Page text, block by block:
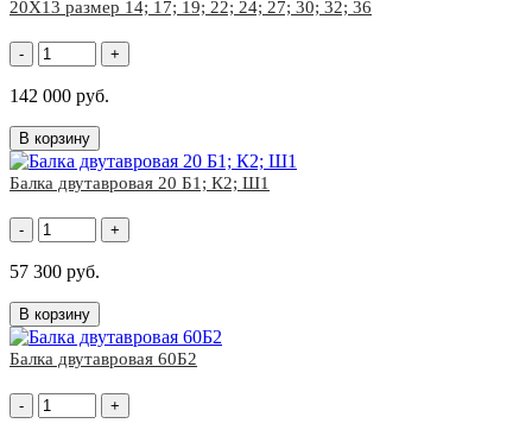
20Х13 размер 14; 17; 19; 22; 24; 27; 30; 32; 36
- +
142 000 руб.
В корзину
Балка двутавровая 20 Б1; К2; Ш1
- +
57 300 руб.
В корзину
Балка двутавровая 60Б2
- +